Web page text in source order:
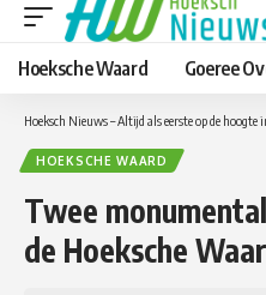
Hoeksche Waard Goeree
Hoeksch Nieuws – Altijd als eerste op de hoogte
HOEKSCHE WAARD
Twee
de Hoeksche